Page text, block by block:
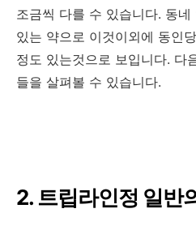
조금씩 다를 수 있습니다. 동
있는 약으로 이것이외에 동인
정도 있는것으로 보입니다. 다
들을 살펴볼 수 있습니다.
2. 트립라인정 일반